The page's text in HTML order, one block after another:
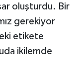
oluşturdu. Bir
gerekiyor
etikete
ikilemde